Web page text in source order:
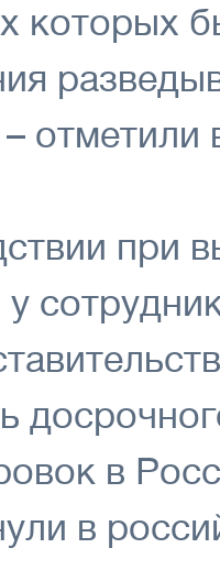
которых
–
при
в
в